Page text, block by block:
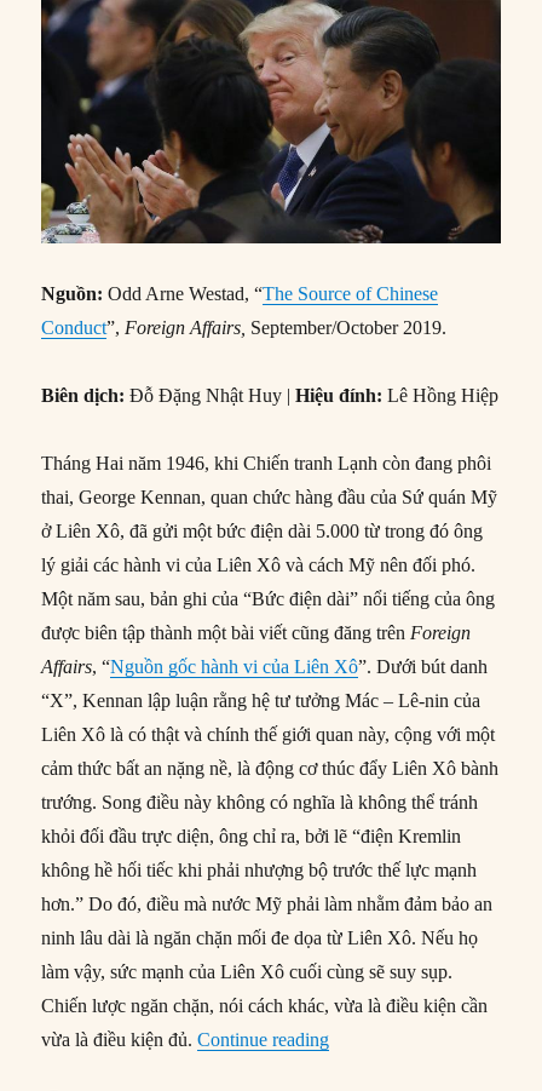
Nguồn: Odd Arne Westad, “The Source of Chinese
Conduct”, Foreign Affairs, September/October 2019.
Biên dịch: Đỗ Đặng Nhật Huy |Hiệu đính:Lê Hồng Hiệp
Tháng Hai năm 1946, khi Chiến tranh Lạnh còn đang phôi
thai, George Kennan, quan chức hàng đầu của Sứ quán Mỹ
ở Liên Xô, đã gửi một bức điện dài 5.000 từ trong đó ông
lý giải các hành vi của Liên Xô và cách Mỹ nên đối phó.
Một năm sau, bản ghi của “Bức điện dài” nổi tiếng của ông
được biên tập thành một bài viết cũng đăng trên Foreign
Affairs, “Nguồn gốc hành vi của Liên Xô”. Dưới bút danh
“X”, Kennan lập luận rằng hệ tư tưởng Mác – Lê-nin của
Liên Xô là có thật và chính thế giới quan này, cộng với một
cảm thức bất an nặng nề, là động cơ thúc đẩy Liên Xô bành
trướng. Song điều này không có nghĩa là không thể tránh
khỏi đối đầu trực diện, ông chỉ ra, bởi lẽ “điện Kremlin
không hề hối tiếc khi phải nhượng bộ trước thế lực mạnh
hơn.” Do đó, điều mà nước Mỹ phải làm nhằm đảm bảo an
ninh lâu dài là ngăn chặn mối đe dọa từ Liên Xô. Nếu họ
làm vậy, sức mạnh của Liên Xô cuối cùng sẽ suy sụp.
Chiến lược ngăn chặn, nói cách khác, vừa là điều kiện cần
vừa là điều kiện đủ.Continue reading“Nguồn gốc hành vi của